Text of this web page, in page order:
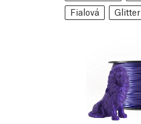
Fialová
Glitter